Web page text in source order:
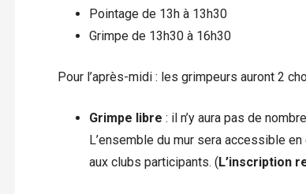
Pointage de 13h à 13h30
Grimpe de 13h30 à 16h30
Pour l’après-midi : les grimpeurs auront 2
Grimpe libre : il n’y aura pas de
L’ensemble du mur sera accessible
aux clubs participants. (L’inscription